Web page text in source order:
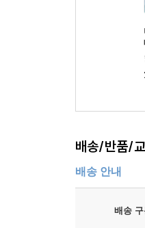
배송/반품/
배송 안내
배송